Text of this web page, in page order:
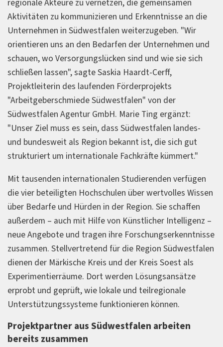
regionale Akteure zu vernetzen, die gemeinsamen
Aktivitäten zu kommunizieren und Erkenntnisse an die
Unternehmen in Südwestfalen weiterzugeben. "Wir
orientieren uns an den Bedarfen der Unternehmen und
schauen, wo Versorgungslücken sind und wie sie sich
schließen lassen", sagte Saskia Haardt-Cerff,
Projektleiterin des laufenden Förderprojekts
"Arbeitgeberschmiede Südwestfalen" von der
Südwestfalen Agentur GmbH. Marie Ting ergänzt:
"Unser Ziel muss es sein, dass Südwestfalen landes-
und bundesweit als Region bekannt ist, die sich gut
strukturiert um internationale Fachkräfte kümmert."
Mit tausenden internationalen Studierenden verfügen
die vier beteiligten Hochschulen über wertvolles Wissen
über Bedarfe und Hürden in der Region. Sie schaffen
außerdem – auch mit Hilfe von Künstlicher Intelligenz –
neue Angebote und tragen ihre Forschungserkenntnisse
zusammen. Stellvertretend für die Region Südwestfalen
dienen der Märkische Kreis und der Kreis Soest als
Experimentierräume. Dort werden Lösungsansätze
erprobt und geprüft, wie lokale und teilregionale
Unterstützungssysteme funktionieren können.
Projektpartner aus Südwestfalen arbeiten
bereits zusammen